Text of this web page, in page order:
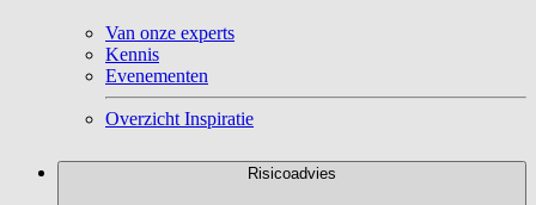
Van onze experts
Kennis
Evenementen
Overzicht Inspiratie
Risicoadvies